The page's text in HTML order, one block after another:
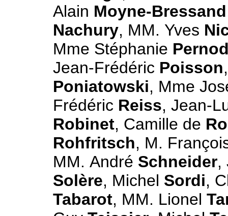
Alain Moyne-Bressand
Nachury, MM. Yves
Mme Stéphanie
Jean-Frédéric Poisson
Poniatowski, Mme
Frédéric Reiss, Jean-
Robinet, Camille de
Rohfritsch, M.
MM. André Schneider,
Solère, Michel Sordi,
Tabarot, MM. Lionel